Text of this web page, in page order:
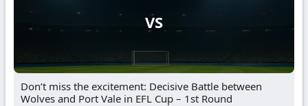
VS
Don’t miss the excitement: Decisive Battle between
Wolves and Port Vale in EFL Cup – 1st Round